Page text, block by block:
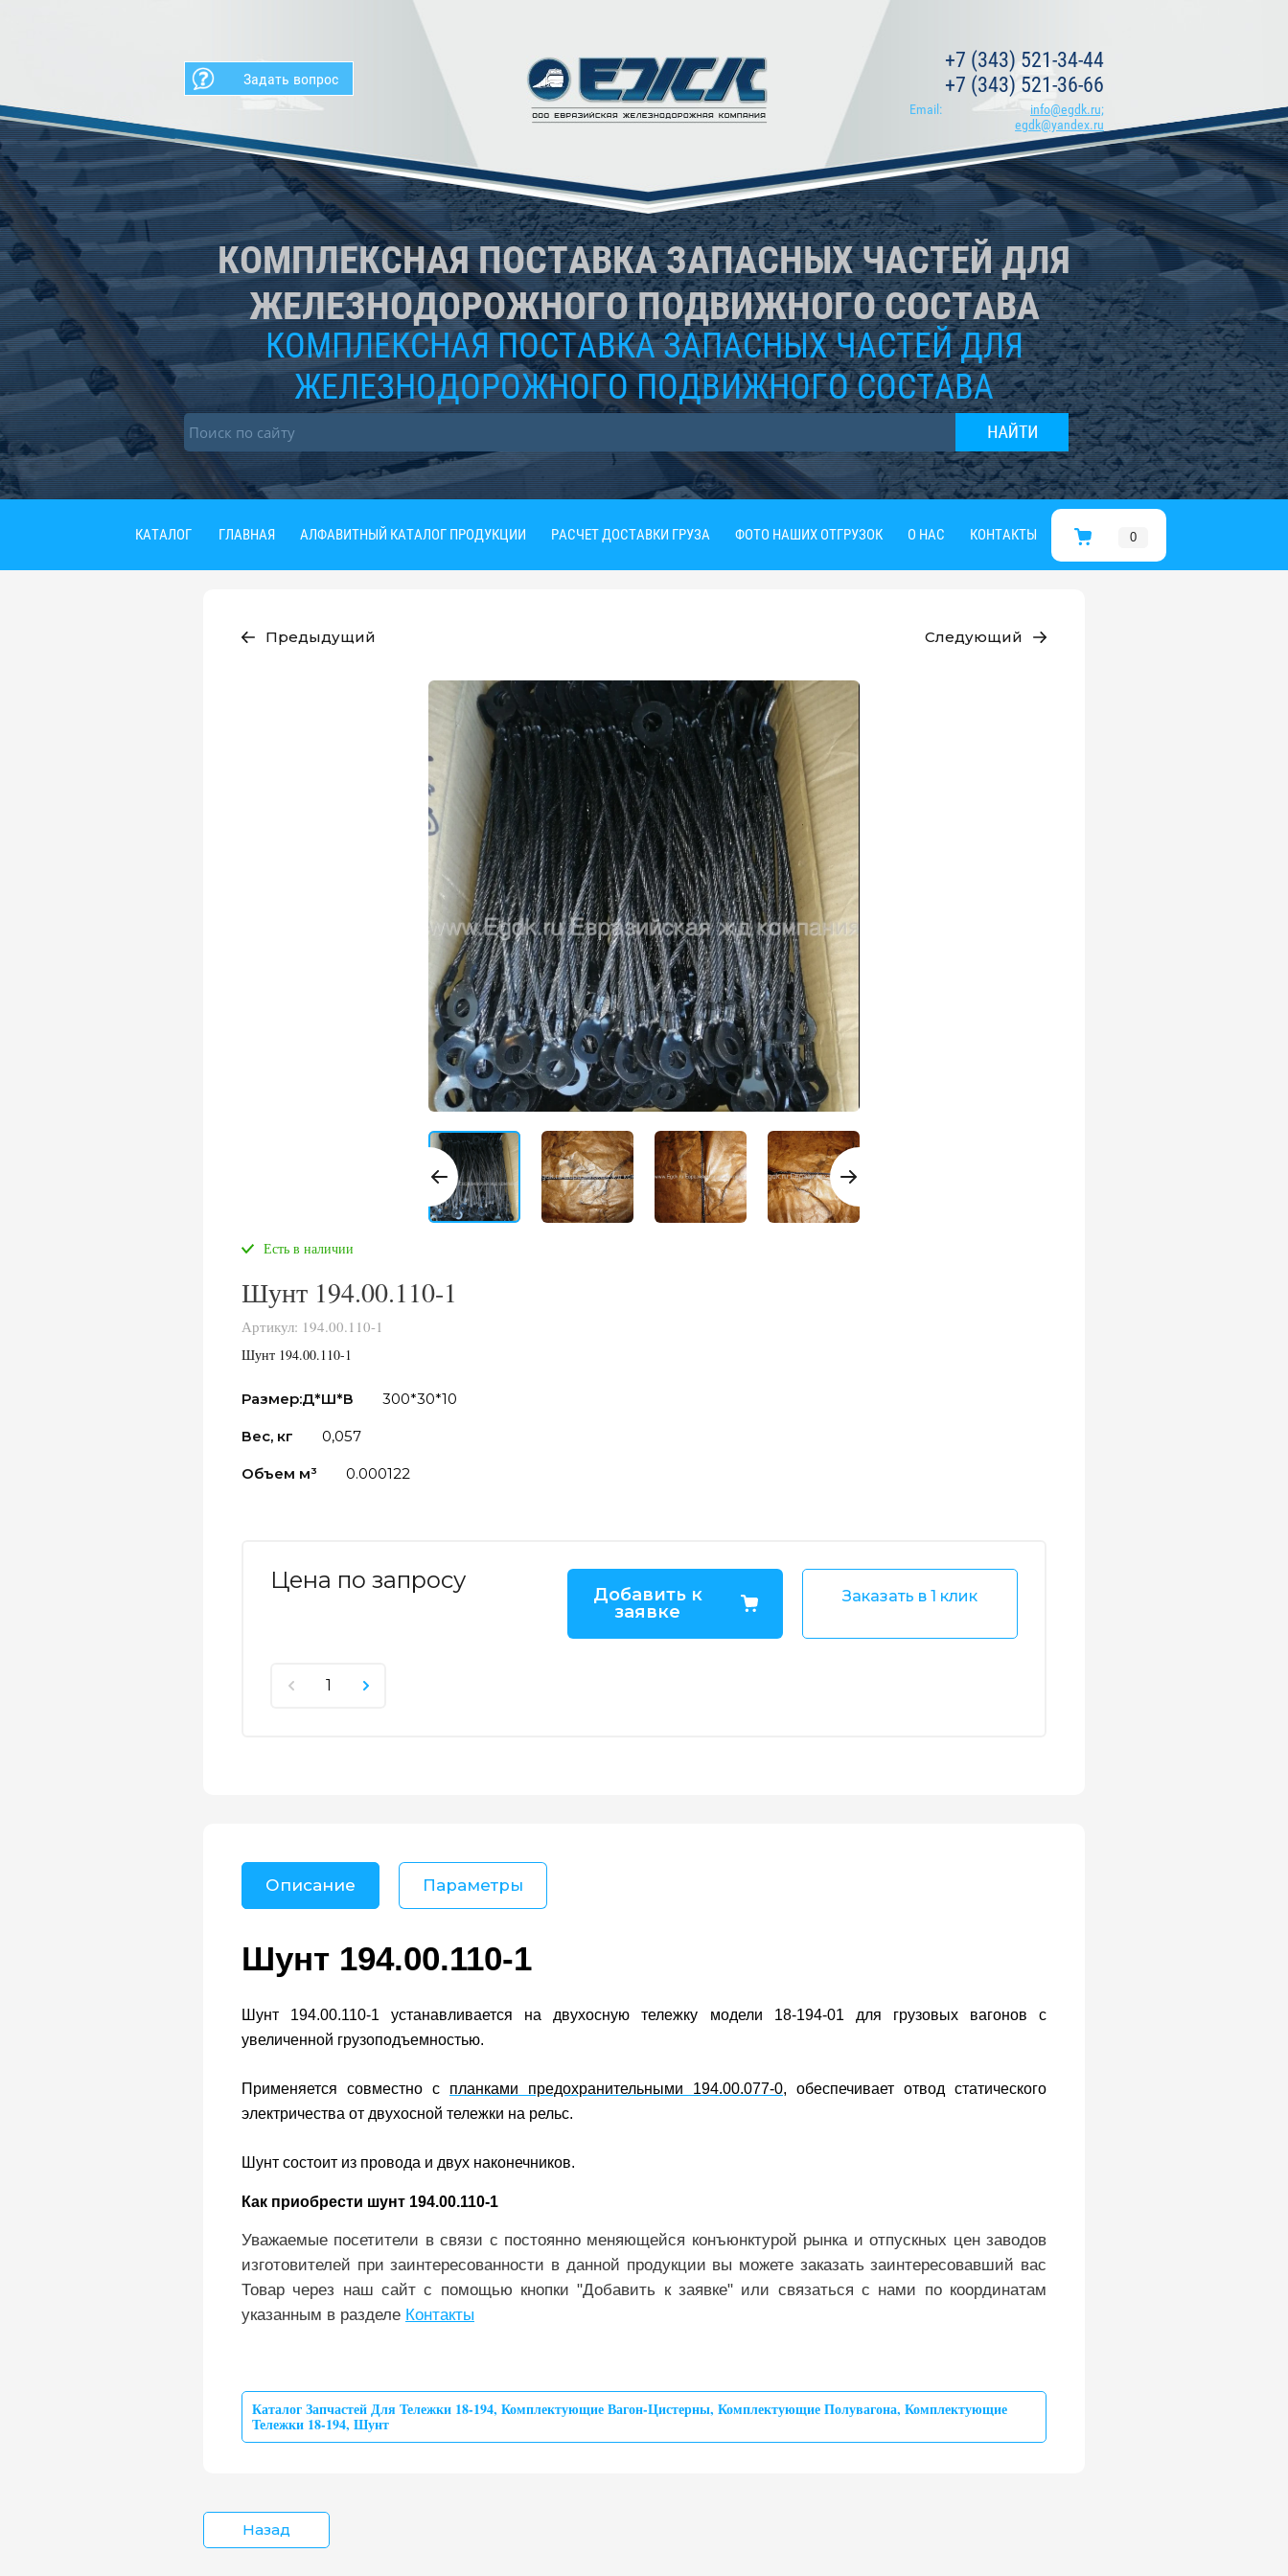
Задать вопрос
+7 (343) 521-34-44
+7 (343) 521-36-66
Email:
info@egdk.ru;
egdk@yandex.ru
КОМПЛЕКСНАЯ ПОСТАВКА ЗАПАСНЫХ ЧАСТЕЙ ДЛЯ
ЖЕЛЕЗНОДОРОЖНОГО ПОДВИЖНОГО СОСТАВА
КОМПЛЕКСНАЯ ПОСТАВКА ЗАПАСНЫХ ЧАСТЕЙ ДЛЯ
ЖЕЛЕЗНОДОРОЖНОГО ПОДВИЖНОГО СОСТАВА
КАТАЛОГ ГЛАВНАЯ АЛФАВИТНЫЙ КАТАЛОГ ПРОДУКЦИИ РАСЧЕТ ДОСТАВКИ ГРУЗА ФОТО НАШИХ ОТГРУЗОК О НАС КОНТАКТЫ 0
Предыдущий Следующий
Есть в наличии
Шунт 194.00.110-1
Артикул: 194.00.110-1
Шунт 194.00.110-1
Размер:Д*Ш*В 300*30*10
Вес, кг 0,057
Объем м³ 0.000122
Цена по запросу
Добавить к
заявке
Заказать в 1 клик
Описание Параметры
Шунт 194.00.110-1
Шунт 194.00.110-1 устанавливается на двухосную тележку модели 18-194-01 для грузовых вагонов с
увеличенной грузоподъемностью.
Применяется совместно с планками предохранительными 194.00.077-0, обеспечивает отвод статического
электричества от двухосной тележки на рельс.
Шунт состоит из провода и двух наконечников.
Как приобрести шунт 194.00.110-1
Уважаемые посетители в связи с постоянно меняющейся конъюнктурой рынка и отпускных цен заводов
изготовителей при заинтересованности в данной продукции вы можете заказать заинтересовавший вас
Товар через наш сайт с помощью кнопки "Добавить к заявке" или связаться с нами по координатам
указанным в разделе Контакты
Каталог Запчастей Для Тележки 18-194, Комплектующие Вагон-Цистерны, Комплектующие Полувагона, Комплектующие
Тележки 18-194, Шунт
Назад